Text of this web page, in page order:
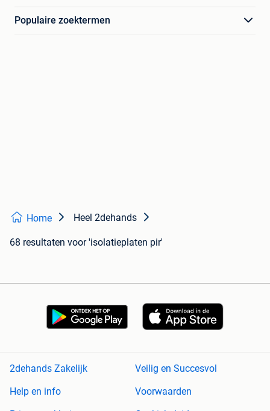
Populaire zoektermen
Home Heel 2dehands
68 resultaten voor 'isolatieplaten pir'
2dehands Zakelijk
Veilig en Succesvol
Help en info
Voorwaarden